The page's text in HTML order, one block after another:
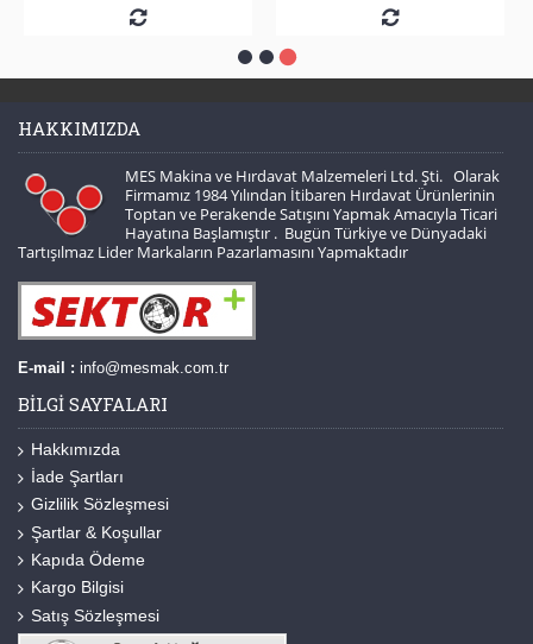
HAKKIMIZDA
MES Makina ve Hırdavat Malzemeleri Ltd. Şti. Olarak
Firmamız 1984 Yılından İtibaren Hırdavat Ürünlerinin
Toptan ve Perakende Satışını Yapmak Amacıyla Ticari
Hayatına Başlamıştır . Bugün Türkiye ve Dünyadaki
Tartışılmaz Lider Markaların Pazarlamasını Yapmaktadır
E-mail : info@mesmak.com.tr
BILGI SAYFALARI
Hakkımızda
İade Şartları
Gizlilik Sözleşmesi
Şartlar & Koşullar
Kapıda Ödeme
Kargo Bilgisi
Satış Sözleşmesi